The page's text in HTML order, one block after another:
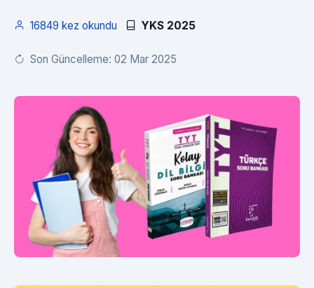
16849 kez okundu YKS 2025
Son Güncelleme: 02 Mar 2025